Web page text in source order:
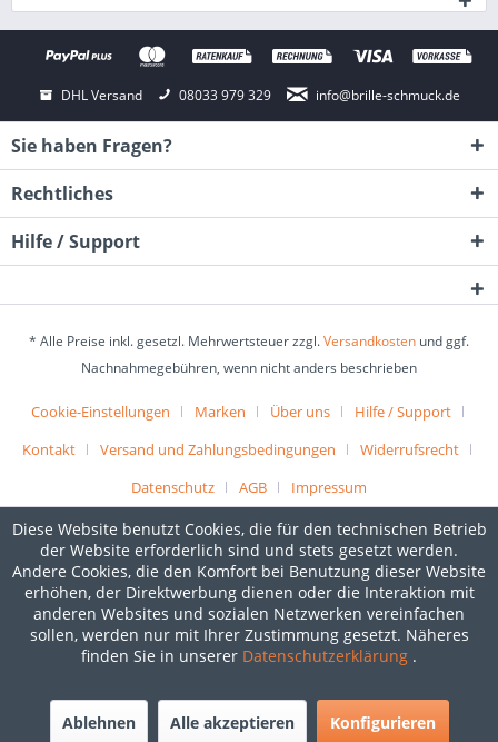
DHL Versand 08033 979 329 info@brille-schmuck.de
Sie haben Fragen?
Rechtliches
Hilfe / Support
* Alle Preise inkl. gesetzl. Mehrwertsteuer zzgl.Versandkosten und ggf.
Nachnahmegebühren, wenn nicht anders beschrieben
Cookie-Einstellungen Marken Über uns
Hilfe / Support
Kontakt
Versand und Zahlungsbedingungen
Widerrufsrecht
Datenschutz
AGB Impressum
Diese Website benutzt Cookies, die für den technischen Betrieb
der Website erforderlich sind und stets gesetzt werden.
Andere Cookies, die den Komfort bei Benutzung dieser Website
erhöhen, der Direktwerbung dienen oder die Interaktion mit
anderen Websites und sozialen Netzwerken vereinfachen
sollen, werden nur mit Ihrer Zustimmung gesetzt. Näheres
finden Sie in unserer Datenschutzerklärung .
Ablehnen Alle akzeptieren Konfigurieren